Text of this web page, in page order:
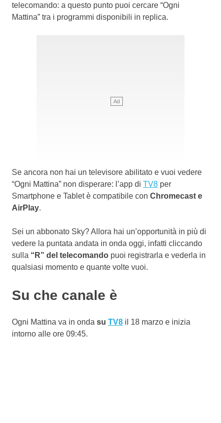
telecomando: a questo punto puoi cercare “Ogni
Mattina” tra i programmi disponibili in replica.
Se ancora non hai un televisore abilitato e vuoi vedere
“Ogni Mattina” non disperare: l’app di TV8 per
Smartphone e Tablet è compatibile con Chromecast e
AirPlay.
Sei un abbonato Sky? Allora hai un’opportunità in più di
vedere la puntata andata in onda oggi, infatti cliccando
sulla “R” del telecomando puoi registrarla e vederla in
qualsiasi momento e quante volte vuoi.
Su che canale è
Ogni Mattina va in onda su TV8 il 18 marzo e inizia
intorno alle ore 09:45.